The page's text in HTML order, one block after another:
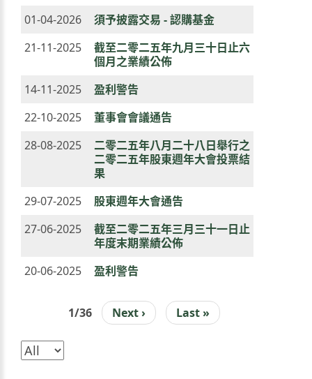
01-04-2026
須予披露交易 - 認購基金
21-11-2025
截至二零二五年九月三十日止六
個月之業績公佈
14-11-2025
盈利警告
22-10-2025
董事會會議通告
28-08-2025
二零二五年八月二十八日舉行之
二零二五年股東週年大會投票結
果
29-07-2025
股東週年大會通告
27-06-2025
截至二零二五年三月三十一日止
年度末期業績公佈
20-06-2025
盈利警告
PAGINATION
1/36
下
一
Next ›
Last
page
Last »